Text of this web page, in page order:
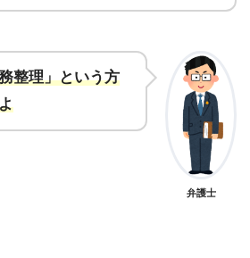
整理」という方
弁護士